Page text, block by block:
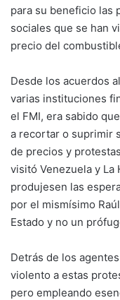
para su beneficio las
sociales que se han
precio del
Desde los acuerdos
varias instituciones
el FMI, era sabido
a recortar o suprimir
de precios y
visitó Venezuela y La
produjesen las
por el mismísimo
Estado y no un
Detrás de los
violento a estas
pero empleando